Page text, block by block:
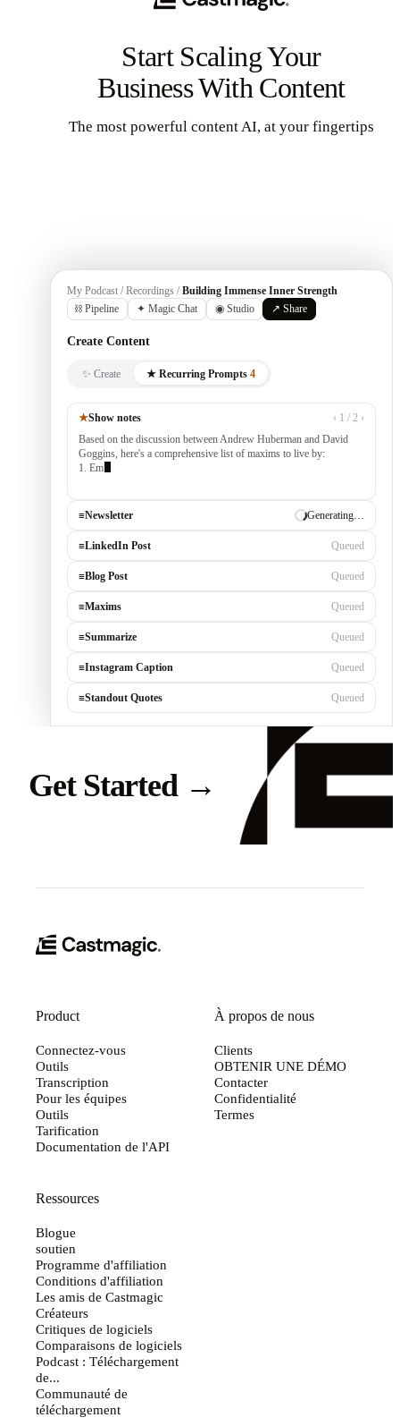
Start Scaling Your
Business With Content
The most powerful content AI, at your fingertips
My Podcast / Recordings /Building Immense Inner Strength
⛓ Pipeline
✦ Magic Chat ◉ Studio
Create Content
✨ Create ★ Recurring Prompts 4
★Show notes
‹ 1 / 2 ›
Based on the discussion between Andrew Huberman and David
Goggins, here's a comprehensive list of maxims to live by:
1. Embrace Discomfort — growth occurs outside your comfort
✓ Draft ready
Generating…
Blog Post Queued
Queued
Queued
Instagram Caption Queued
Standout Quotes Queued
Get Started →
Product
Connectez-vous
Outils
Transcription
Pour les équipes
Outils
Tarification
Documentation de l'API
À propos de nous
Clients
OBTENIR UNE DÉMO
Contacter
Confidentialité
Termes
Ressources
Blogue
soutien
Programme d'affiliation
Conditions d'affiliation
Les amis de Castmagic
Créateurs
Critiques de logiciels
Comparaisons de logiciels
Podcast : Téléchargement
de...
Communauté de
téléchargement